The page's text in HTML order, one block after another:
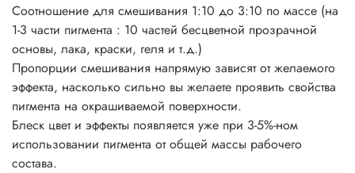
Соотношение для смешивания 1:10 до 3:10 по массе (на
1-3 части пигмента : 10 частей бесцветной прозрачной
основы, лака, краски, геля и т.д.)
Пропорции смешивания напрямую зависят от желаемого
эффекта, насколько сильно вы желаете проявить свойства
пигмента на окрашиваемой поверхности.
Блеск цвет и эффекты появляется уже при 3-5%-ном
использовании пигмента от общей массы рабочего
состава.